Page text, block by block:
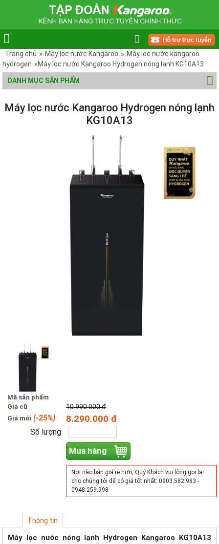
Trang chủ » Máy lọc nước Kangaroo » Máy lọc nước kangaroo
hydrogen »Máy lọc nước Kangaroo Hydrogen nóng lạnh KG10A13
DANH MỤC SẢN PHẨM
Máy lọc nước Kangaroo Hydrogen nóng lạnh
KG10A13
Mã sản phẩm
Giá cũ
10.990.000 đ
Giá mới (-25%) 8.290.000 đ
Số lượng
Mua hàng
Nơi nào bán giá rẻ hơn, Quý Khách vui lòng gọi lại
cho chúng tôi để có giá tốt nhất: 0903.582.983 -
0948.259.998
Thông tin
Máy lọc nước nóng lạnh Hydrogen Kangaroo KG10A13